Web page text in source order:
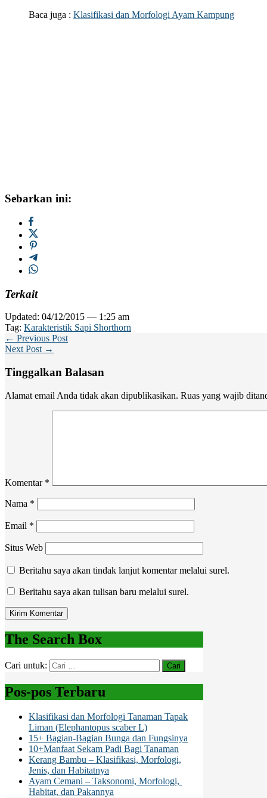
Baca juga : Klasifikasi dan Morfologi Ayam Kampung
Sebarkan ini:
Terkait
Updated: 04/12/2015 — 1:25 am
Tag: Karakteristik Sapi Shorthorn
← Previous Post
Next Post →
Tinggalkan Balasan
Alamat email Anda tidak akan dipublikasikan. Ruas yang wajib
Komentar *
Nama *
Email *
Situs Web
Beritahu saya akan tindak lanjut komentar melalui surel.
Beritahu saya akan tulisan baru melalui surel.
The Search Box
Cari untuk:
Pos-pos Terbaru
Klasifikasi dan Morfologi Tanaman Tapak
Liman (Elephantopus scaber L)
15+ Bagian-Bagian Bunga dan Fungsinya
10+Manfaat Sekam Padi Bagi Tanaman
Kerang Bambu – Klasifikasi, Morfologi,
Jenis, dan Habitatnya
Ayam Cemani – Taksonomi, Morfologi,
Habitat, dan Pakannya